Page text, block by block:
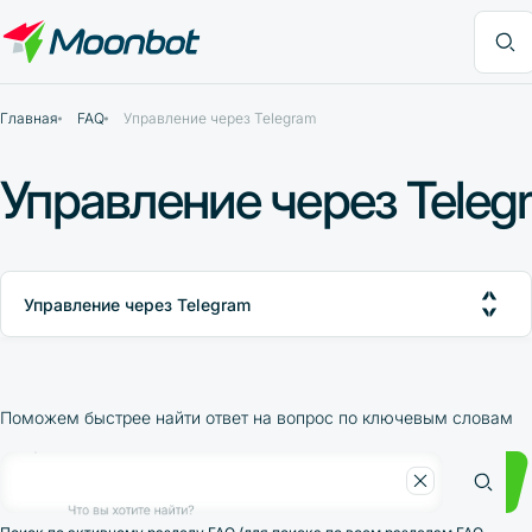
MoonBonus
Дополнительно
Книга
Главная FAQ Управление через Telegram
Управление через
Управление через Telegram
Общие вопросы
Настройка интерфейса
Общие ошибки
Поможем быстрее найти ответ на вопрос по ключевым словам
Что вы хотите найти?